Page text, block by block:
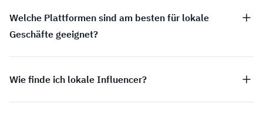
Welche Plattformen sind am besten für lokale
Geschäfte geeignet?
Wie finde ich lokale Influencer?